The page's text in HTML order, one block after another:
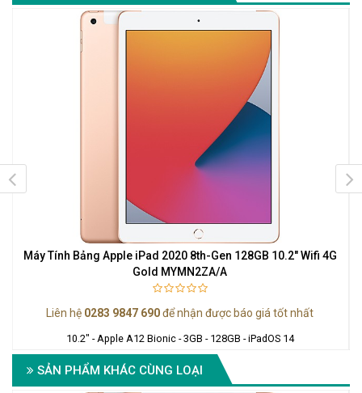
Máy Tính Bảng Apple iPad 2020 8th-Gen 128GB 10.2" Wifi 4G
Gold MYMN2ZA/A
Liên hệ 0283 9847 690để nhận được báo giá tốt nhất
10.2" - Apple A12 Bionic - 3GB - 128GB - iPadOS 14
SẢN PHẨM KHÁC CÙNG LOẠI